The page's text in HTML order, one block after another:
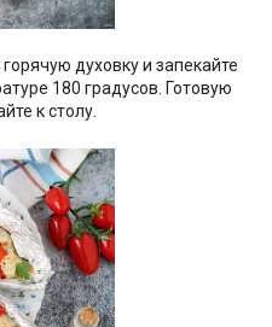
духовку и запекайте
180 градусов. Готовую
к столу.